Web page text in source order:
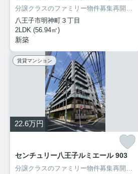
分譲クラスのファミリー物件募集再開致しました！内見出来ます！
八王子市明神町３丁目
2LDK (56.94㎡)
新築
賃貸マンション
22.6万円
センチュリー八王子ルミエール 903
分譲クラスのファミリー物件募集再開致しました！内見出来ます！